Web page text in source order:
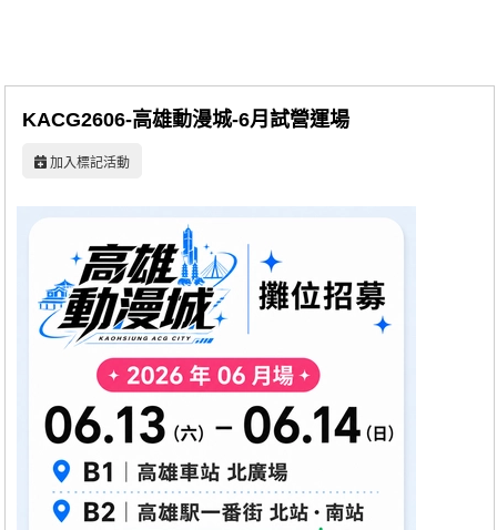
繪圖藝廊
交流中心
攤位轉讓區
會員功能選單
會員中心
註冊會員
登入
KACG2606-高雄動漫城-6月試營運場
加入標記活動